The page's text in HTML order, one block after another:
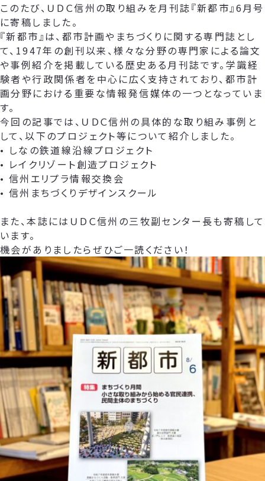
このたび、ＵＤＣ信州の取り組みを月刊誌『新都市』6月号
に寄稿しました。
『新都市』は、都市計画やまちづくりに関する専門誌とし
て、1947年の創刊以来、様々な分野の専門家による論文
や事例紹介を掲載している歴史ある月刊誌です。学識経
験者や行政関係者を中心に広く支持されており、都市計
画分野における重要な情報発信媒体の一つとなっていま
す。
今回の記事では、ＵＤＣ信州の具体的な取り組み事例と
して、以下のプロジェクト等について紹介しました。
• しなの鉄道線沿線プロジェクト
• レイクリゾート創造プロジェクト
• 信州エリプラ情報交換会
• 信州まちづくりデザインスクール
また、本誌にはＵＤＣ信州の三牧副センター長も寄稿して
います。
機会がありましたらぜひご一読ください！